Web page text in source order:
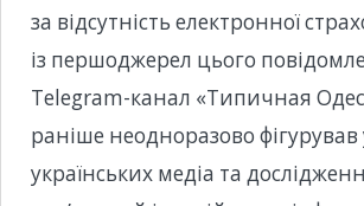
за відсутність електронної
із першоджерел цього
Telegram-канал «Типичная
раніше неодноразово фігурував
українських медіа та